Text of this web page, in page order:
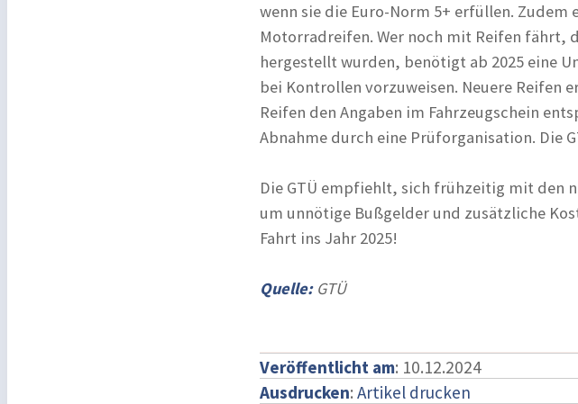
wenn sie die Euro-Norm 5+ erfüllen.
Motorradreifen. Wer noch mit Reifen fährt,
hergestellt wurden, benötigt ab 2025 eine
bei Kontrollen vorzuweisen. Neuere Reifen
Reifen den Angaben im Fahrzeugschein
Abnahme durch eine Prüforganisation. Die
Die GTÜ empfiehlt, sich frühzeitig mit den
um unnötige Bußgelder und zusätzliche
Fahrt ins Jahr 2025!
Quelle:GTÜ
Veröffentlicht am: 10.12.2024
Ausdrucken: Artikel drucken